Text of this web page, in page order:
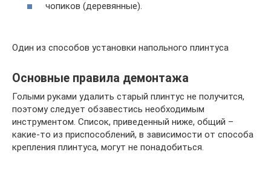
чопиков (деревянные).
Один из способов установки напольного плинтуса
Основные правила демонтажа
Голыми руками удалить старый плинтус не получится,
поэтому следует обзавестись необходимым
инструментом. Список, приведенный ниже, общий –
какие-то из приспособлений, в зависимости от способа
крепления плинтуса, могут не понадобиться.